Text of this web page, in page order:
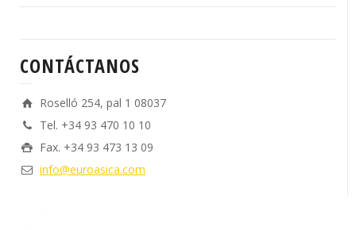
CONTÁCTANOS
Roselló 254, pal 1 08037
Tel. +34 93 470 10 10
Fax. +34 93 473 13 09
info@euroasica.com